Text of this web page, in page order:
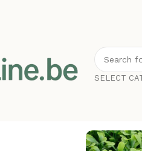
SELECT